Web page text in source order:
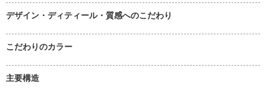
デザイン・ディティール・質感へのこだわり
こだわりのカラー
主要構造